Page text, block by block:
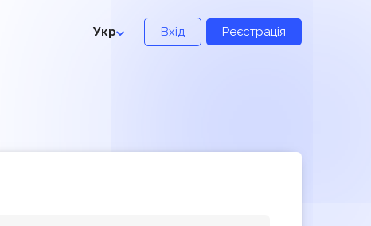
Укр Вхід Реєстрація